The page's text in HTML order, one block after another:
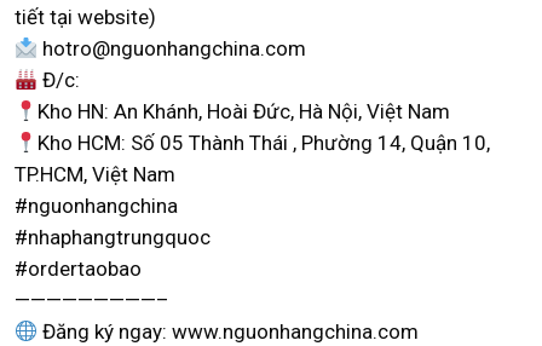
tiết tại website)
hotro@nguonhangchina.com
Đ/c:
Kho HN: An Khánh, Hoài Đức, Hà Nội, Việt Nam
Kho HCM: Số 05 Thành Thái , Phường 14, Quận 10,
TP.HCM, Việt Nam
#nguonhangchina
#nhaphangtrungquoc
#ordertaobao
—————————–
Đăng ký ngay: www.nguonhangchina.com